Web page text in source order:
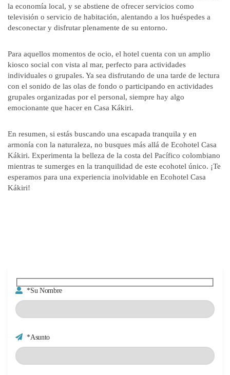
la economía local, y se abstiene de ofrecer servicios como
televisión o servicio de habitación, alentando a los huéspedes a
desconectar y disfrutar plenamente de su entorno.
Para aquellos momentos de ocio, el hotel cuenta con un amplio
kiosco social con vista al mar, perfecto para actividades
individuales o grupales. Ya sea disfrutando de una tarde de lectura
con el sonido de las olas de fondo o participando en actividades
grupales organizadas por el personal, siempre hay algo
emocionante que hacer en Casa Kákiri.
En resumen, si estás buscando una escapada tranquila y en
armonía con la naturaleza, no busques más allá de Ecohotel Casa
Kákiri. Experimenta la belleza de la costa del Pacífico colombiano
mientras te sumerges en la tranquilidad de este ecohotel único. ¡Te
esperamos para una experiencia inolvidable en Ecohotel Casa
Kákiri!
*Su Nombre
*Asunto